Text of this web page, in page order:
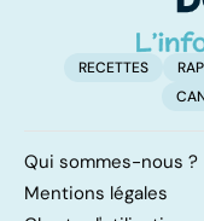
RECETTES
Qui sommes-nous ?
Mentions légales